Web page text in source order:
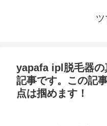
ツ
yapafa ipl脱毛器の
記事です。この記
点は掴めます！